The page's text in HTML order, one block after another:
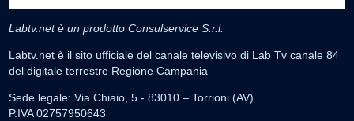
Labtv.net è un prodotto Consulservice S.r.l.
Labtv.net è il sito ufficiale del canale televisivo di Lab Tv canale 84
del digitale terrestre Regione Campania
Sede legale: Via Chiaio, 5 - 83010 – Torrioni (AV)
P.IVA 02757950643